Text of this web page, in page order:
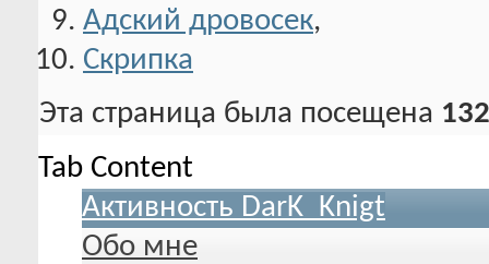
Адский дровосек,
Скрипка
Эта страница была посещена
Tab Content
Активность DarK_Knigt
Обо мне